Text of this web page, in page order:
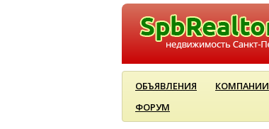
ОБЪЯВЛЕНИЯ КОМПАНИИ
ФОРУМ